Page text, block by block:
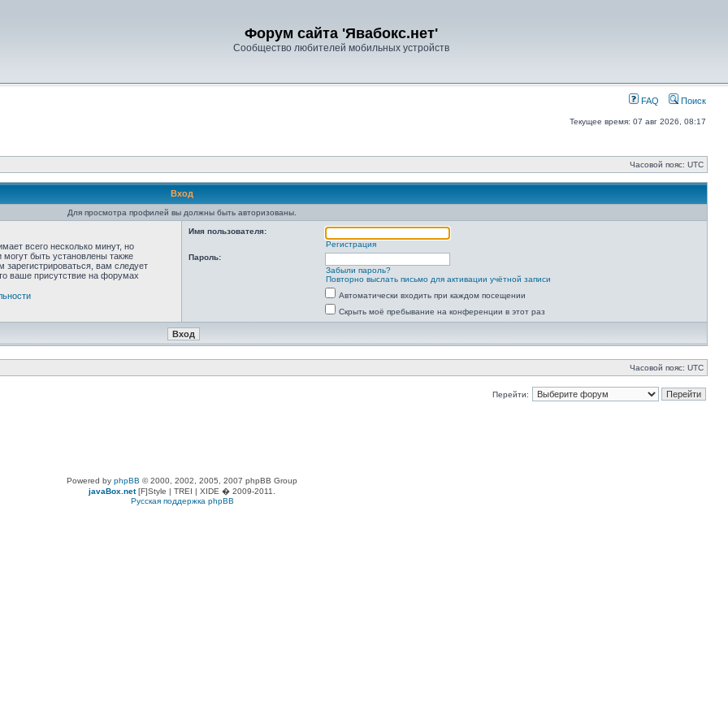
Форум сайта 'Явабокс.нет'
Сообщество любителей мобильных устройств
FAQ Поиск
Текущее время: 07 авг 2026, 08:17
Часовой пояс: UTC
Вход
Для просмотра профилей вы должны быть авторизованы.
всего несколько минут, но
быть установлены также
зарегистрироваться, вам следует
ваше присутствие на форумах
Имя пользователя:
Регистрация
Пароль:
Забыли пароль?
Повторно выслать письмо для активации учётной записи
Автоматически входить при каждом посещении
Скрыть моё пребывание на конференции в этот раз
Часовой пояс: UTC
Перейти:
Powered by phpBB © 2000, 2002, 2005, 2007 phpBB Group
javaBox.net[F]Style | TREI | XIDE � 2009-2011.
Русская поддержка phpBB